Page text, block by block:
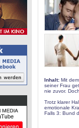
Inhalt: Mit
seiner Frau
nie zuvor.
Trotz klarer
emotionale
Falls 3: Bund